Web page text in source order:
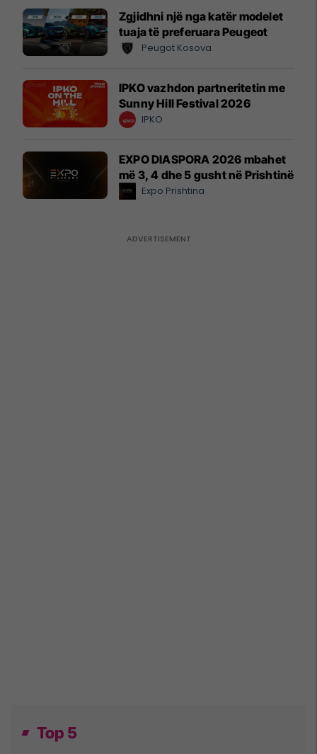
Zgjidhni një nga katër modelet
tuaja të preferuara Peugeot
Peugot Kosova
IPKO vazhdon partneritetin me
Sunny Hill Festival 2026
IPKO
EXPO DIASPORA 2026 mbahet
më 3, 4 dhe 5 gusht në Prishtinë
Expo Prishtina
Top 5